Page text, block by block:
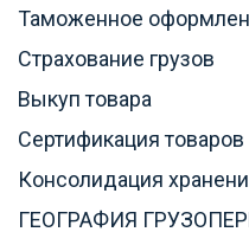
Таможенное
Страхование грузов
Выкуп товара
Сертификация товаров
Консолидация
ГЕОГРАФИЯ